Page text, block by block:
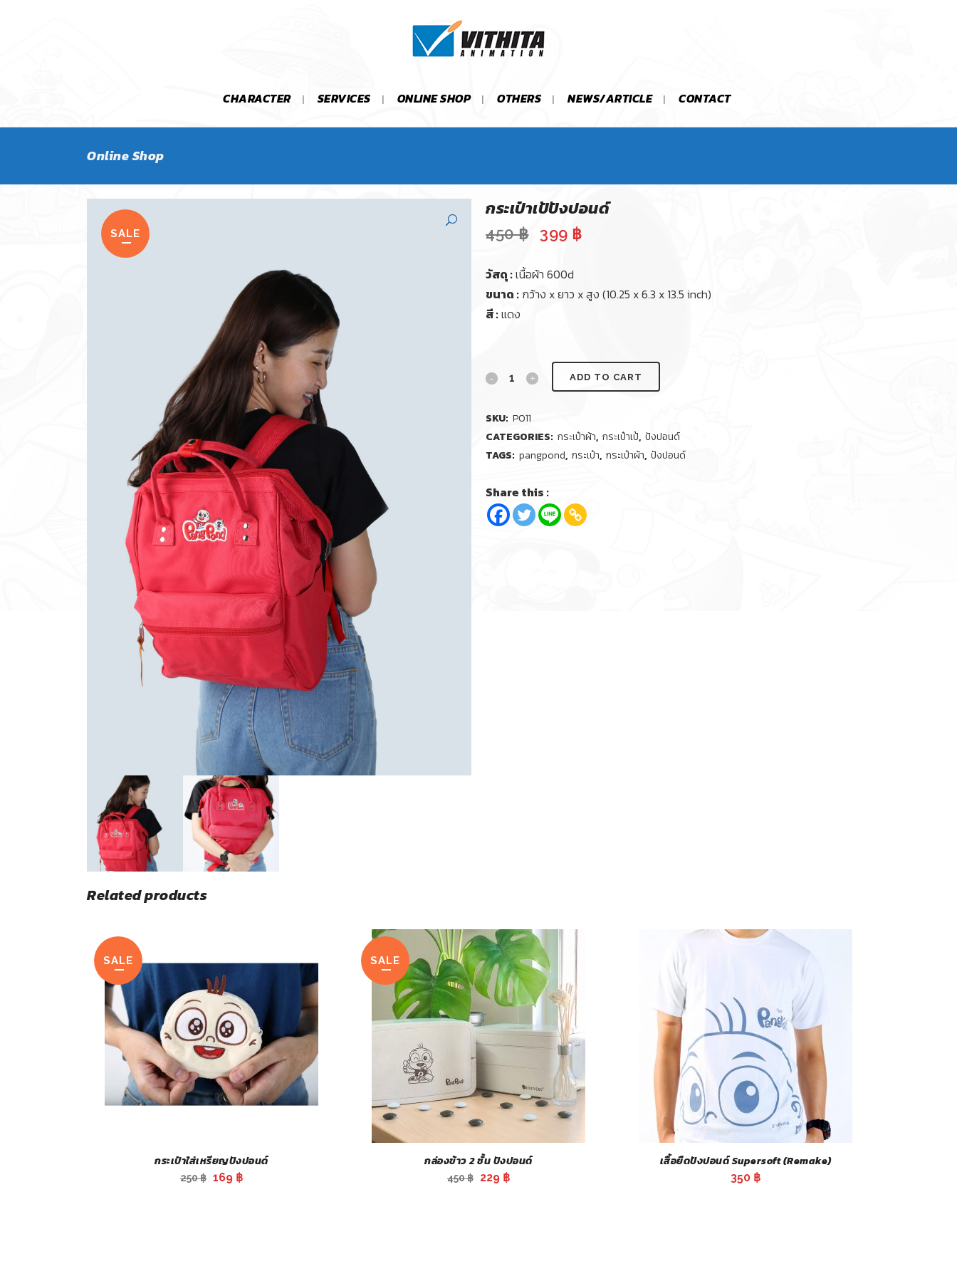
CHARACTER SERVICES ONLINE SHOP OTHERS NEWS/ARTICLE CONTACT
Online Shop
SALE
กระเป๋าเป้ปังปอนด์
450฿
Original
was:
450 ฿.
399 ฿Current
399 ฿.
วัสดุ :เนื้อผ้า 600d
ขนาด : กว้าง x ยาว x สูง (10.25 x 6.3 x 13.5 inch)
สี :แดง
ADD TO CART
SKU: P011
CATEGORIES: กระเป๋าผ้า, กระเป๋าเป้, ปังปอนด์
TAGS: pangpond, กระเป๋า, กระเป๋าผ้า, ปังปอนด์
Share this :
Related products
SALE
กระเป๋าใส่เหรียญปังปอนด์
250฿ Original
169 ฿Current
SALE
กล่องข้าว 2 ชั้น ปังปอนด์
450฿
Original
229 ฿Current
เสื้อยืดปังปอนด์ Supersoft (Remake)
350 ฿